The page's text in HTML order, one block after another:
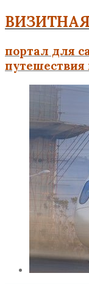
портал для
путешествия